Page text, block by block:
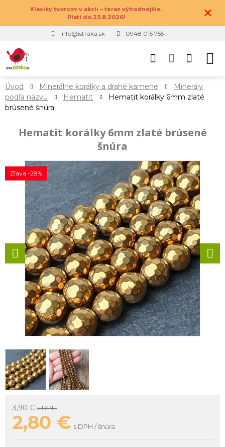
Klasiky tvorcov v akcii – teraz výhodnejšie.
Platí do 23.8.2026!
×
info@istraka.sk 0948 015 755
Úvod Minerálne korálky a drahé kamene
Minerály
podľa názvu
Hematit
Hematit korálky 6mm zlaté
brúsené šnúra
Hematit korálky 6mm zlaté brúsené
šnúra
Zľava -28%
3,90 €s DPH
2,80 € s DPH / šnúra